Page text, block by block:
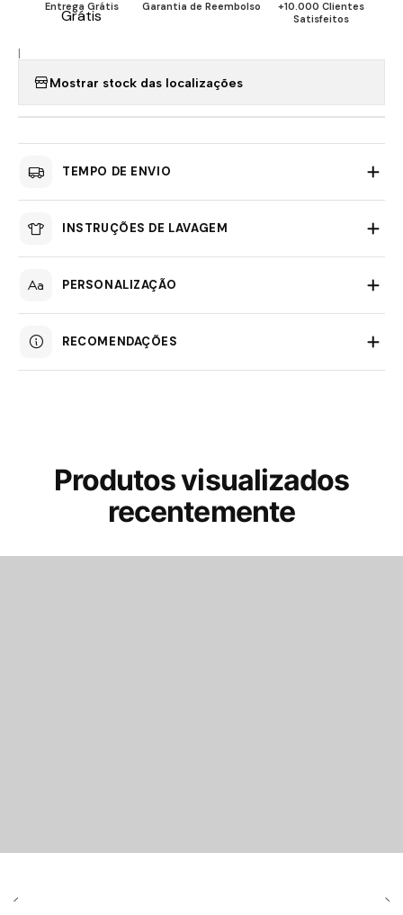
Entrega Grátis Garantia de Reembolso
+10.000 Clientes
Satisfeitos
|
Mostrar stock das localizações
TEMPO DE ENVIO
INSTRUÇÕES DE LAVAGEM
PERSONALIZAÇÃO
RECOMENDAÇÕES
Produtos visualizados
recentemente